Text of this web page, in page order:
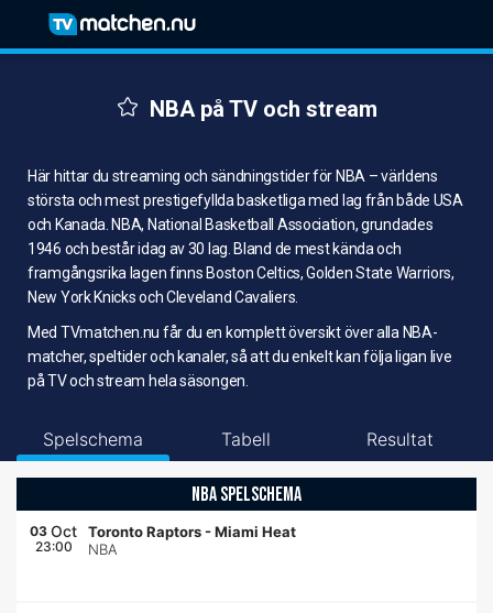
NBA på TV och stream
Här hittar du streaming och sändningstider för NBA – världens
största och mest prestigefyllda basketliga med lag från både USA
och Kanada. NBA, National Basketball Association, grundades
1946 och består idag av 30 lag. Bland de mest kända och
framgångsrika lagen finns Boston Celtics, Golden State Warriors,
New York Knicks och Cleveland Cavaliers.
Med TVmatchen.nu får du en komplett översikt över alla NBA-
matcher, speltider och kanaler, så att du enkelt kan följa ligan live
på TV och stream hela säsongen.
Spelschema Tabell Resultat
NBA SPELSCHEMA
03 Oct
23:00
Toronto Raptors -Miami Heat
NBA